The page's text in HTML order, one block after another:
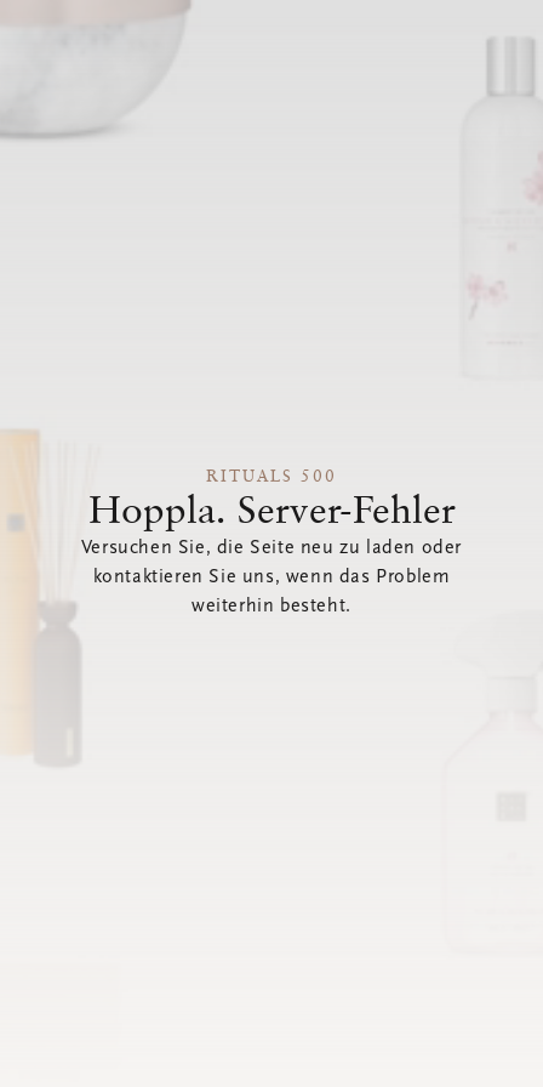
RITUALS 500
Hoppla. Server-Fehler
Versuchen Sie, die Seite neu zu laden oder
kontaktieren Sie uns, wenn das Problem
weiterhin besteht.